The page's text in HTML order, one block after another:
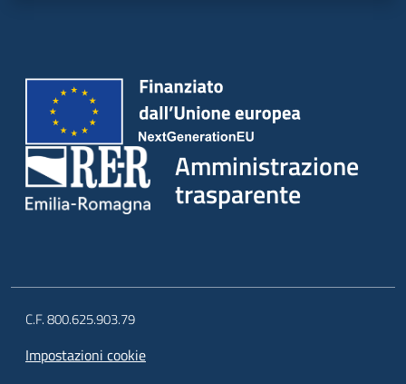
Amministrazione
trasparente
C.F. 800.625.903.79
Impostazioni cookie